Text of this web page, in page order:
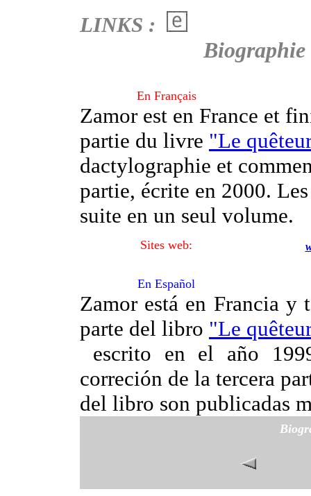
LINKS :
Biographie
En Français
Zamor est en France et
partie du livre "Le
dactylographie et
partie, écrite en 2000.
suite en un seul volume.
Sites web:
En Español
Zamor está en Francia y
parte del libro "Le
escrito en el año
correción de la tercera
del libro son publicadas